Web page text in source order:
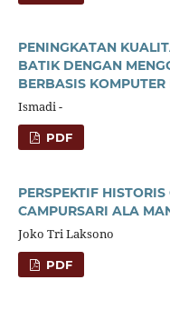
PENINGKATAN
BATIK DENGAN
BERBASIS
Ismadi -
PDF
PERSPEKTIF
CAMPURSARI ALA
Joko Tri Laksono
PDF